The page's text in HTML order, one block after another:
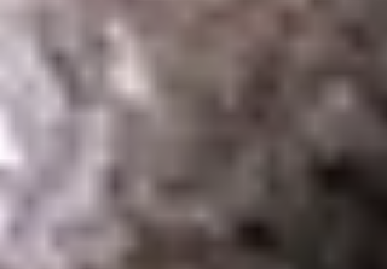
づくりを目指し、継続的な資源管理と放流事業に
取り組んでまいります。